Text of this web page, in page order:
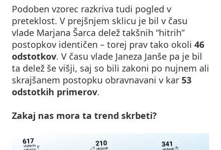
Podoben vzorec razkriva tudi pogled v
preteklost. V prejšnjem sklicu je bil v času
vlade Marjana Šarca delež takšnih “hitrih”
postopkov identičen – torej prav tako okoli 46
odstotkov. V času vlade Janeza Janše pa je bil
ta delež še višji, saj so bili zakoni po nujnem ali
skrajšanem postopku obravnavani v kar 53
odstotkih primerov.
Zakaj nas mora ta trend skrbeti?